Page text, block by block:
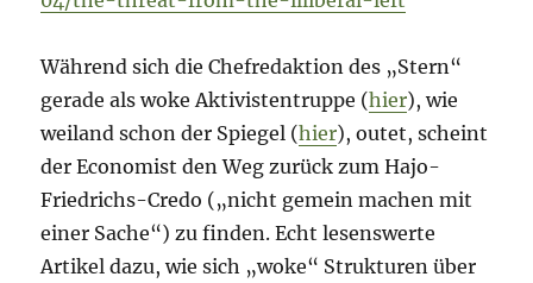
Während sich die Chefredaktion des „Stern“
gerade als woke Aktivistentruppe (hier), wie
weiland schon der Spiegel (hier), outet, scheint
der Economist den Weg zurück zum Hajo-
Friedrichs-Credo („nicht gemein machen mit
einer Sache“) zu finden. Echt lesenswerte
Artikel dazu, wie sich „woke“ Strukturen über